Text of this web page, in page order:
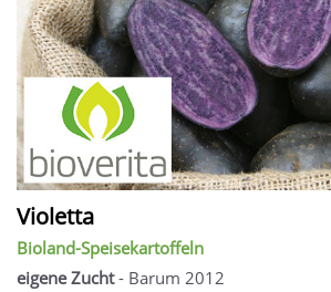
Violetta
Bioland-Speisekartoffeln
eigene Zucht- Barum 2012